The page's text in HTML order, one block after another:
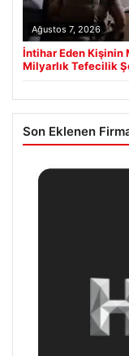
Ağustos 7, 2026
İntihar Eden Kişinin
Milyarlık Tefecilik
Son Eklenen